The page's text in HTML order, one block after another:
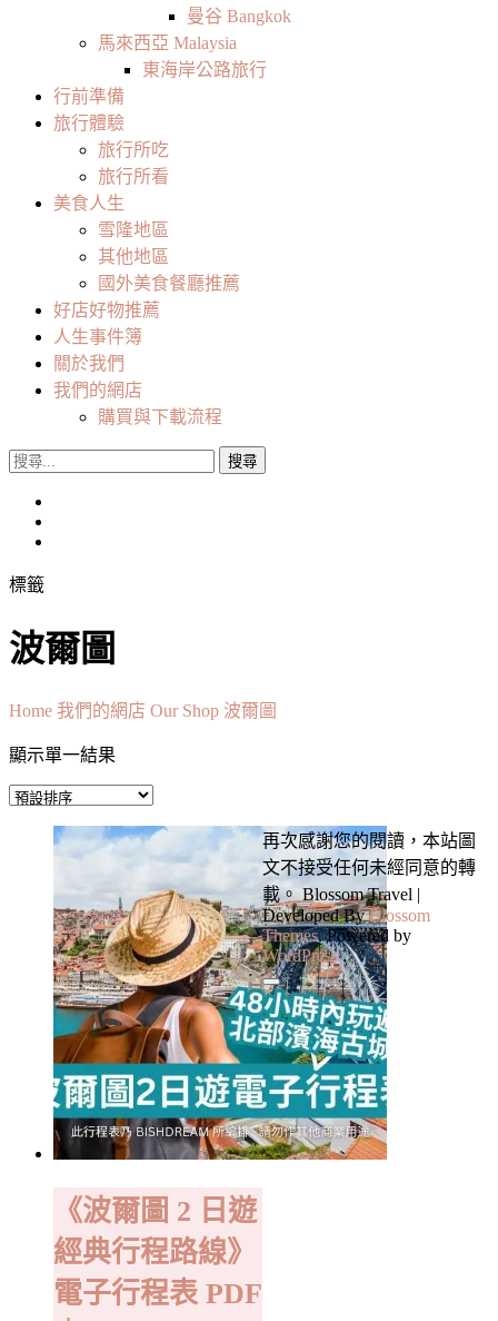
曼谷 Bangkok
馬來西亞 Malaysia
東海岸公路旅行
行前準備
旅行體驗
旅行所吃
旅行所看
美食人生
雪隆地區
其他地區
國外美食餐廳推薦
好店好物推薦
人生事件簿
關於我們
我們的網店
購買與下載流程
搜
標籤
波爾圖
Home 我們的網店 Our Shop 波爾圖
顯示單一結果
《波爾圖 2 日遊
經典行程路線》
電子行程表 PDF
再次感謝您的閱讀，本站圖
文不接受任何未經同意的轉
載。 Blossom Travel |
Developed ByBlossom
Themes. Powered by
WordPress.